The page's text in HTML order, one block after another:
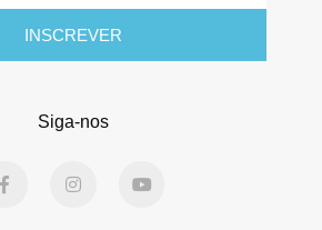
INSCREVER
Siga-nos
a
n
o